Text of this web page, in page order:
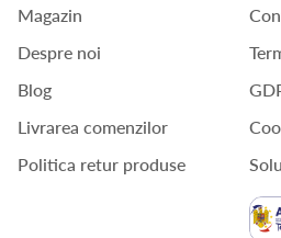
Magazin
Despre noi
Blog
Livrarea comenzilor
Politica retur produse